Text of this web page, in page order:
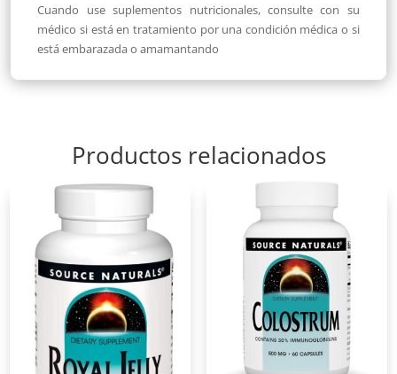
Cuando use suplementos nutricionales, consulte con su
médico si está en tratamiento por una condición médica o si
está embarazada o amamantando
Productos relacionados